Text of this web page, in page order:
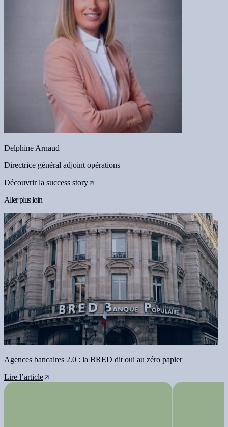
Delphine Arnaud
Directrice général adjoint opérations
Découvrir la success story
Aller plus loin
Agences bancaires 2.0 : la BRED dit oui au zéro papier
Lire l’article